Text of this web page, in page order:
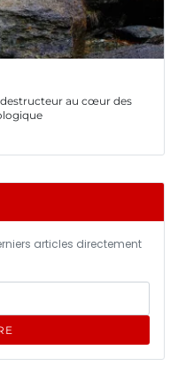
destructeur au cœur des
articles directement